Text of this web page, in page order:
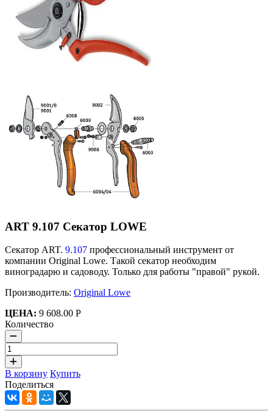
ART 9.107 Секатор LOWE
Секатор ART. 9.107 профессиональный инструмент от
компании Original Lowe. Такой секатор необходим
виноградарю и садоводу. Только для работы "правой" рукой.
Производитель: Original Lowe
ЦЕНА: 9 608.00 Р
Количество
В корзину Купить
Поделиться